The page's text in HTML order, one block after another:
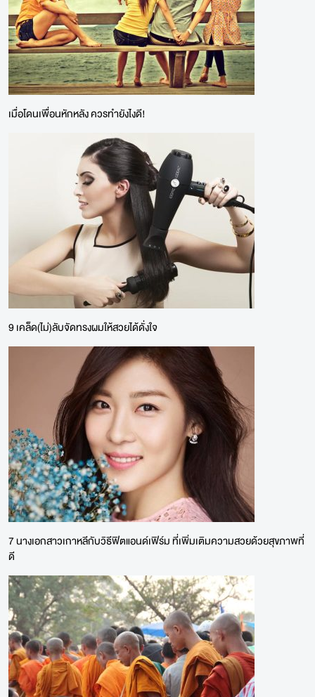
เมื่อโดนเพื่อนหักหลัง ควรทำยังไงดี!
9 เคล็ด(ไม่)ลับจัดทรงผมให้สวยได้ดั่งใจ
7 นางเอกสาวเกาหลีกับวิธีฟิตแอนด์เฟิร์ม ที่เพิ่มเติมความสวยด้วยสุขภาพที่
ดี